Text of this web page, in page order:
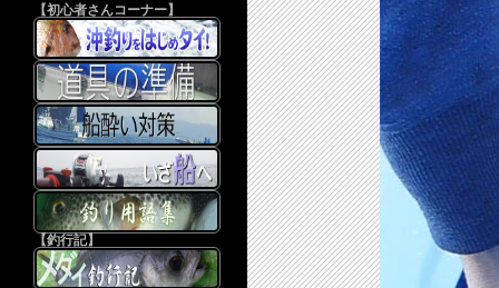
【初心者さんコーナー】
【釣行記】